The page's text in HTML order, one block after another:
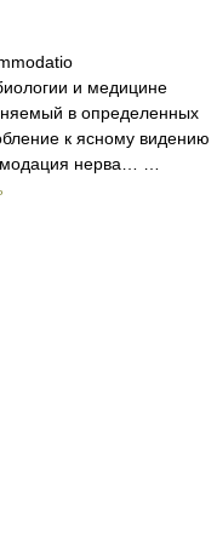
и медицине
в определенных
к ясному видению
нерва… …